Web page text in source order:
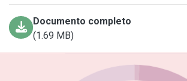
Documento completo
(1.69 MB)